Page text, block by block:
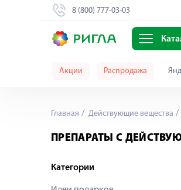
8 (800) 777-03-03
Акции Распродажа
Главная Действующие вещества
ПРЕПАРАТЫ С
Категории